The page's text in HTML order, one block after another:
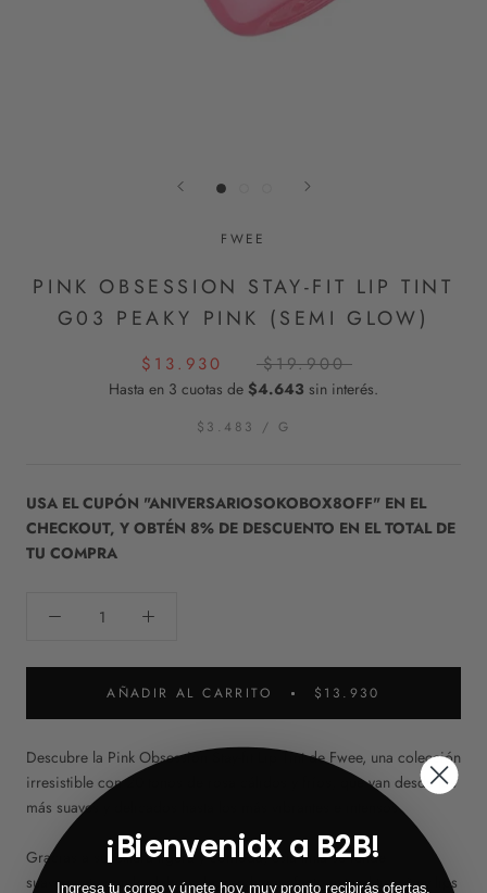
FWEE
PINK OBSESSION STAY-FIT LIP TINT
G03 PEAKY PINK (SEMI GLOW)
$13.930 $19.900
Hasta en 3 cuotas de $4.643 sin interés.
$3.483 / G
USA EL CUPÓN "ANIVERSARIOSOKOBOX8OFF" EN EL
CHECKOUT, Y OBTÉN 8% DE DESCUENTO EN EL TOTAL DE
TU COMPRA
AÑADIR AL CARRITO $13.930
Descubre la Pink Obsession Stay-fit Lip Tint de Fwee, una colección
irresistible con 20 tonos de rosa cálidos y fríos, que van desde los
más suaves y delicados hasta los más vibrantes e intensos.
Gracias a su textura ligera y cómoda, esta tinta se funde
suavemente con los labios, logrando un efecto natural tipo “my lips
¡Bienvenidx a B2B!
Ingresa tu correo y únete hoy, muy pronto recibirás ofertas,